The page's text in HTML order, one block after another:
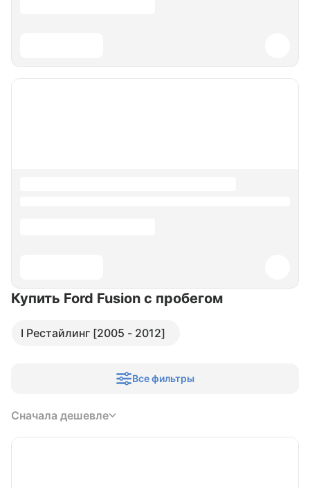
Купить Ford Fusion с пробегом
I Рестайлинг [2005 - 2012]
Все фильтры
Сначала дешевле